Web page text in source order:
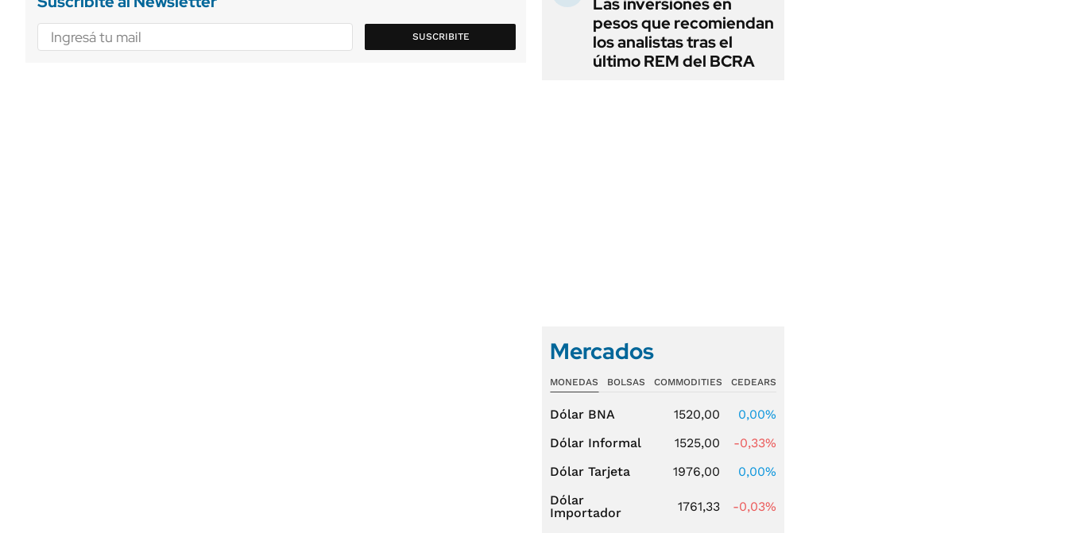
SUSCRIBITE
pesos que recomiendan
los analistas tras el
último REM del BCRA
Mercados
MONEDAS BOLSAS COMMODITIES CEDEARS
Dólar BNA 1520,00
0,00%
Dólar Informal
1525,00
-0,33%
Dólar Tarjeta
1976,00
0,00%
Dólar
Importador
1761,33 -0,03%